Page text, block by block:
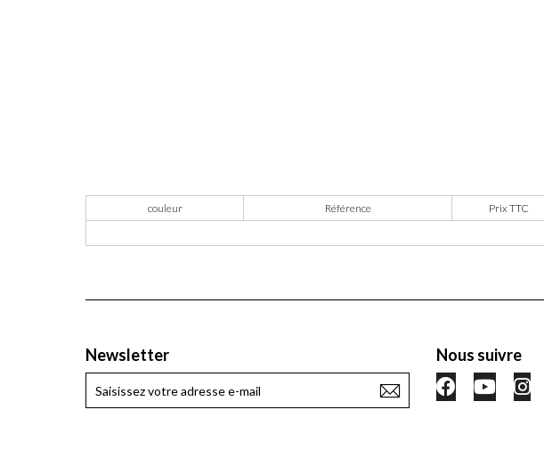
couleur Référence Prix TTC
Newsletter Nous suivre